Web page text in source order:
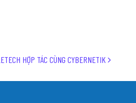
HỢP TÁC CÙNG CYBERNETIK